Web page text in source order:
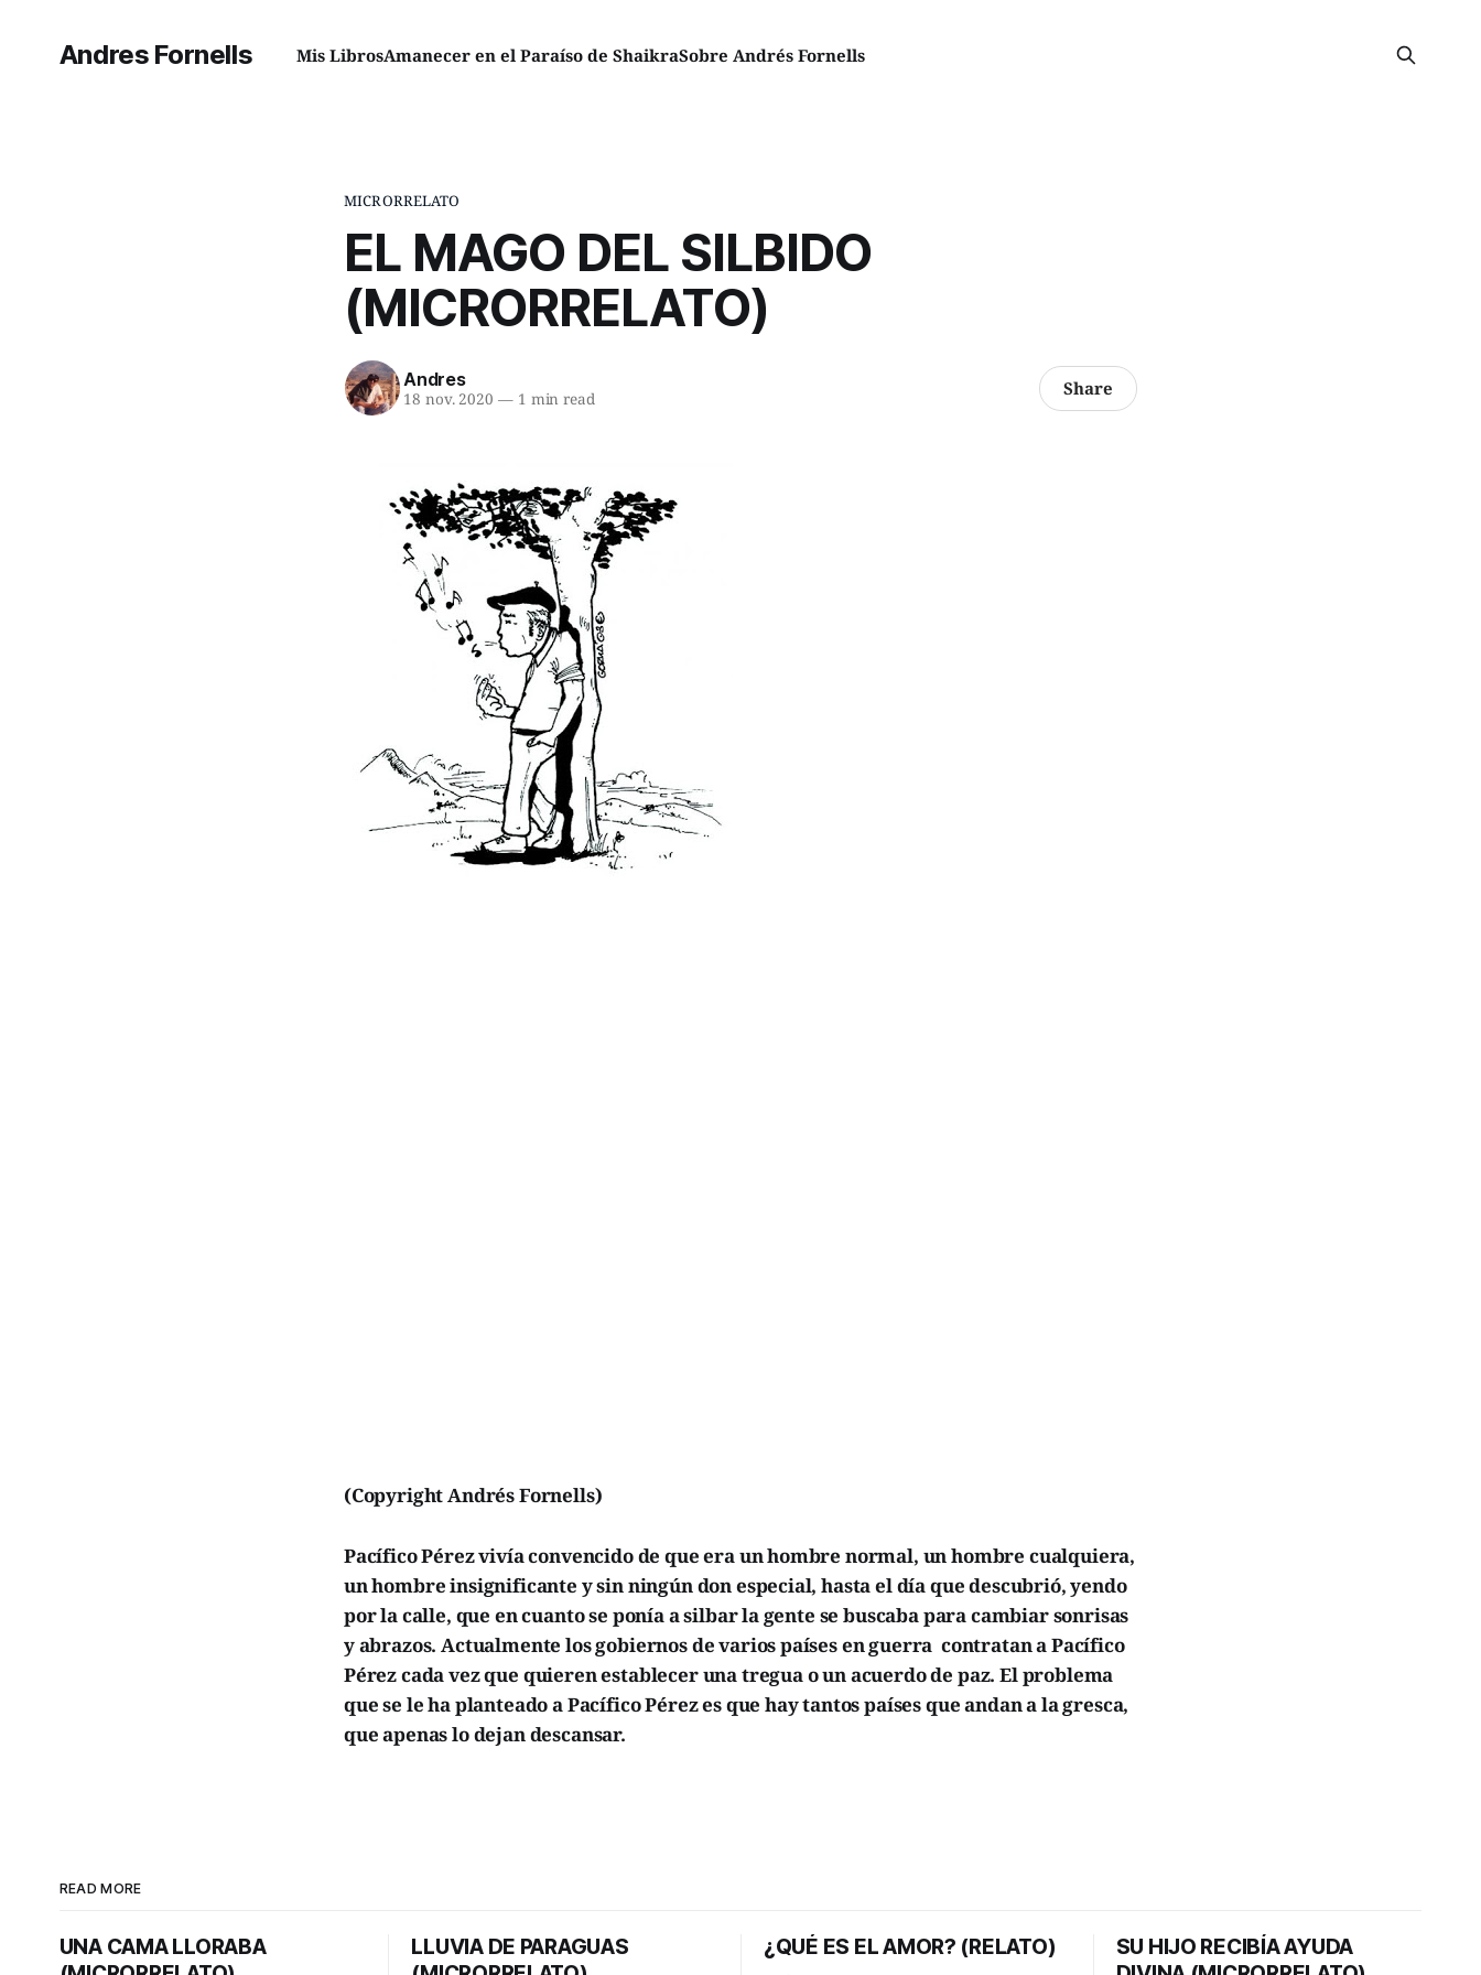
Andres Fornells Mis LibrosAmanecer en el Paraíso de ShaikraSobre Andrés Fornells
MICRORRELATO
EL MAGO DEL SILBIDO
(MICRORRELATO)
Andres
18 nov. 2020 —1 min read Share
(Copyright Andrés Fornells)
Pacífico Pérez vivía convencido de que era un hombre normal, un hombre cualquiera,
un hombre insignificante y sin ningún don especial, hasta el día que descubrió, yendo
por la calle, que en cuanto se ponía a silbar la gente se buscaba para cambiar sonrisas
y abrazos. Actualmente los gobiernos de varios países en guerra contratan a Pacífico
Pérez cada vez que quieren establecer una tregua o un acuerdo de paz. El problema
que se le ha planteado a Pacífico Pérez es que hay tantos países que andan a la gresca,
que apenas lo dejan descansar.
READ MORE
UNA CAMA LLORABA
LLUVIA DE PARAGUAS
¿QUÉ ES EL AMOR? (RELATO)
SU HIJO RECIBÍA AYUDA